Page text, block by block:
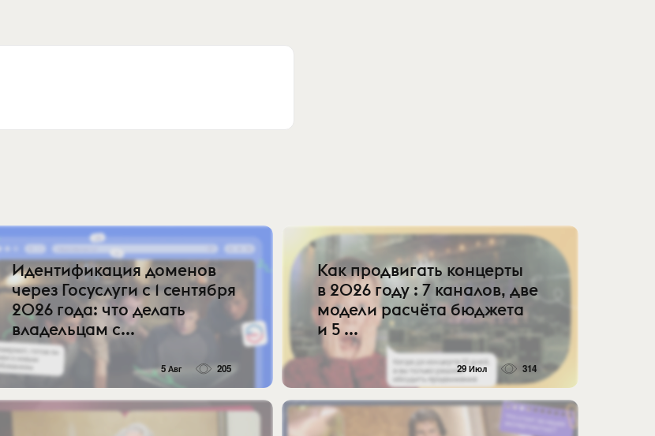
Идентификация доменов
через Госуслуги с 1 сентября
2026 года: что делать
владельцам с...
5 Авг 205
Как продвигать концерты
в 2026 году : 7 каналов, две
модели расчёта бюджета
и 5 ...
29 Июл 314